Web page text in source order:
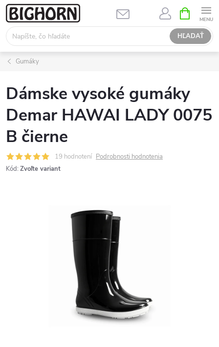
Prejsť
na
obsah
HĽADAŤ
KOŠÍK
Gumáky
Dámske vysoké gumáky
Demar HAWAI LADY 0075
B čierne
19 hodnotení Podrobnosti hodnotenia
Kód: Zvoľte variant